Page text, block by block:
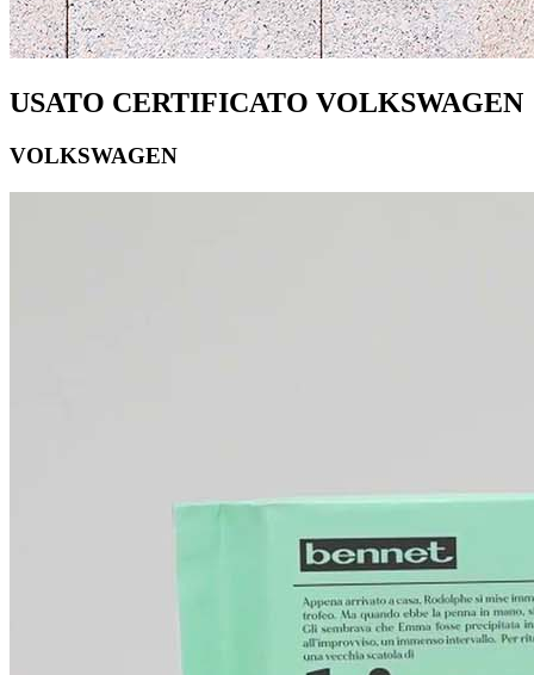
USATO CERTIFICATO VOLKSWAGEN
VOLKSWAGEN